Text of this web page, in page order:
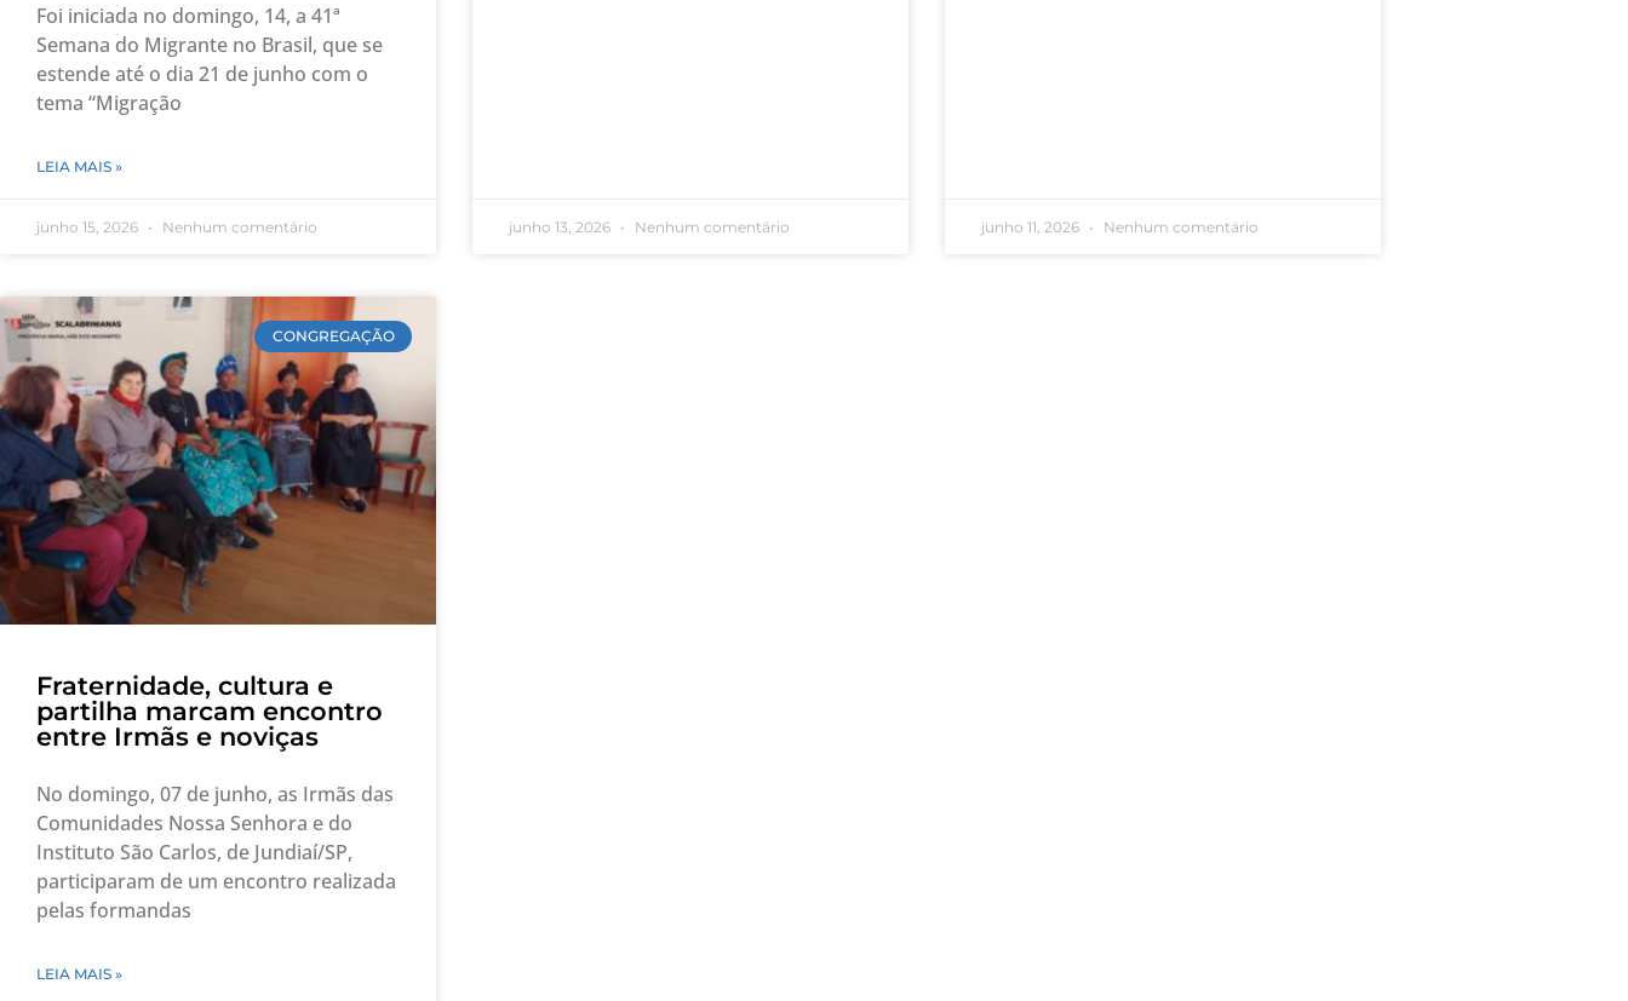
Foi iniciada no domingo, 14, a 41ª
Semana do Migrante no Brasil, que se
estende até o dia 21 de junho com o
tema “Migração
LEIA MAIS »
junho 15, 2026 Nenhum comentário junho 13, 2026 Nenhum comentário junho 11, 2026 Nenhum comentário
CONGREGAÇÃO
Fraternidade, cultura e
partilha marcam encontro
entre Irmãs e noviças
No domingo, 07 de junho, as Irmãs das
Comunidades Nossa Senhora e do
Instituto São Carlos, de Jundiaí/SP,
participaram de um encontro realizada
pelas formandas
LEIA MAIS »